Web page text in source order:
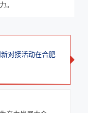
。
对接活动在合肥